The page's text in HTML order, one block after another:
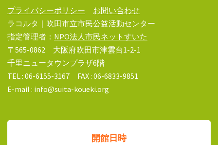
プライバシーポリシー
お問い合わせ
ラコルタ｜吹田市立市民公益活動センター
指定管理者： NPO法人市民ネットすいた
〒565-0862 大阪府吹田市津雲台1-2-1
千里ニュータウンプラザ6階
TEL : 06-6155-3167 FAX : 06-6833-9851
E-mail : info@suita-koueki.org
開館日時